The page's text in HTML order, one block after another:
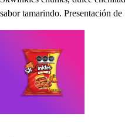
sabor tamarindo. Presentación de